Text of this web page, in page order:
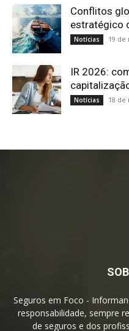
Conflitos
estratégico
Notícias 19 de
IR 2026:
Notícias 18 de
Seguros em Foco -
responsabilidade, sempre
de seguros e dos